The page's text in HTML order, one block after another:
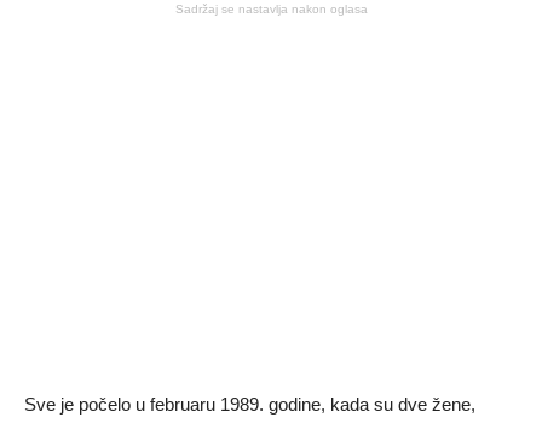
Sadržaj se nastavlja nakon oglasa
Sve je počelo u februaru 1989. godine, kada su dve žene,